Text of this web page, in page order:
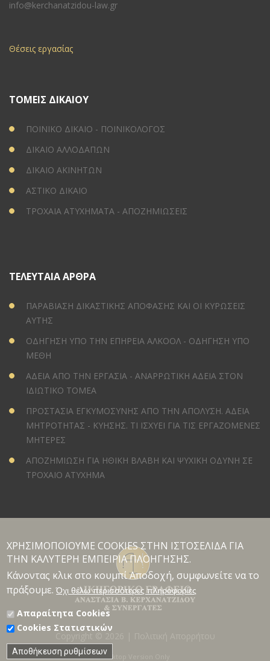
info@kerchanatzidou-law.gr
Θέσεις εργασίας
ΤΟΜΕΙΣ ΔΙΚΑΙΟΥ
ΠΟΙΝΙΚΟ ΔΙΚΑΙΟ - ΠΟΙΝΙΚΟΛΟΓΟΣ
ΔΙΚΑΙΟ ΑΛΛΟΔΑΠΩΝ
ΔΙΚΑΙΟ ΑΚΙΝΗΤΩΝ
ΑΣΤΙΚΟ ΔΙΚΑΙΟ
ΤΡΟΧΑΙΑ ΑΤΥΧΗΜΑΤΑ - ΑΠΟΖΗΜΙΩΣΕΙΣ
ΤΕΛΕΥΤΑΙΑ ΑΡΘΡΑ
ΠΑΡΑΒΙΑΣΗ ΔΙΚΑΣΤΙΚΗΣ ΑΠΟΦΑΣΗΣ ΚΑΙ ΟΙ ΚΥΡΩΣΕΙΣ
ΑΥΤΗΣ
ΟΔΗΓΗΣΗ ΥΠΟ ΤΗΝ ΕΠΗΡΕΙΑ ΑΛΚΟΟΛ - ΟΔΗΓΗΣΗ ΥΠΟ
ΜΕΘΗ
ΑΔΕΙΑ ΑΠΟ ΤΗΝ ΕΡΓΑΣΙΑ - ΑΝΑΡΡΩΤΙΚΗ ΑΔΕΙΑ ΣΤΟΝ
ΙΔΙΩΤΙΚΟ ΤΟΜΕΑ
ΠΡΟΣΤΑΣΙΑ ΕΓΚΥΜΟΣΥΝΗΣ ΑΠΟ ΤΗΝ ΑΠΟΛΥΣΗ. ΑΔΕΙΑ
ΜΗΤΡΟΤΗΤΑΣ - ΚΥΗΣΗΣ. ΤΙ ΙΣΧΥΕΙ ΓΙΑ ΤΙΣ ΕΡΓΑΖΟΜΕΝΕΣ
ΜΗΤΕΡΕΣ
ΑΠΟΖΗΜΙΩΣΗ ΓΙΑ ΗΘΙΚΗ ΒΛΑΒΗ ΚΑΙ ΨΥΧΙΚΗ ΟΔΥΝΗ ΣΕ
ΤΡΟΧΑΙΟ ΑΤΥΧΗΜΑ
Desktop Version Only
ΧΡΗΣΙΜΟΠΟΙΟΥΜΕ COOKIES ΣΤΗΝ ΙΣΤΟΣΕΛΙΔΑ ΓΙΑ
ΤΗΝ ΚΑΛΥΤΕΡΗ ΕΜΠΕΙΡΙΑ ΠΛΟΗΓΗΣΗΣ.
Κάνοντας κλικ στο κουμπί Αποδοχή, συμφωνείτε να το
πράξουμε. Όχι θέλω περισσότερες πληροφορίες
Απαραίτητα Cookies
Cookies Στατιστικών
Αποθήκευση ρυθμίσεων